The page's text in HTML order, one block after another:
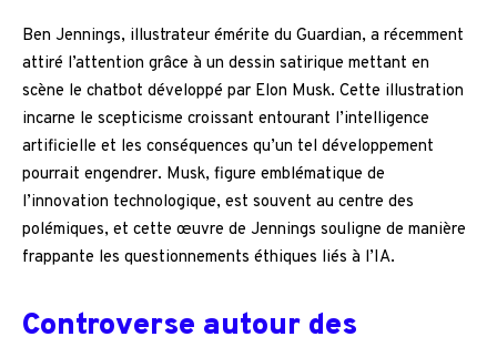
Ben Jennings, illustrateur émérite du Guardian, a récemment
attiré l’attention grâce à un dessin satirique mettant en
scène le chatbot développé par Elon Musk. Cette illustration
incarne le scepticisme croissant entourant l’intelligence
artificielle et les conséquences qu’un tel développement
pourrait engendrer. Musk, figure emblématique de
l’innovation technologique, est souvent au centre des
polémiques, et cette œuvre de Jennings souligne de manière
frappante les questionnements éthiques liés à l’IA.
Controverse autour des